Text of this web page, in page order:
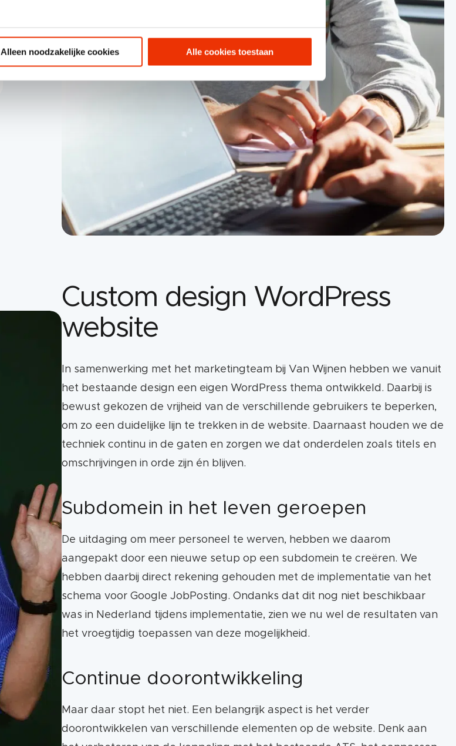
Alleen noodzakelijke cookies Alle cookies toestaan
Custom design WordPress
website
In samenwerking met het marketingteam bij Van Wijnen hebben we vanuit
het bestaande design een eigen WordPress thema ontwikkeld. Daarbij is
bewust gekozen de vrijheid van de verschillende gebruikers te beperken,
om zo een duidelijke lijn te trekken in de website. Daarnaast houden we de
techniek continu in de gaten en zorgen we dat onderdelen zoals titels en
omschrijvingen in orde zijn én blijven.
Subdomein in het leven geroepen
De uitdaging om meer personeel te werven, hebben we daarom
aangepakt door een nieuwe setup op een subdomein te creëren. We
hebben daarbij direct rekening gehouden met de implementatie van het
schema voor Google JobPosting. Ondanks dat dit nog niet beschikbaar
was in Nederland tijdens implementatie, zien we nu wel de resultaten van
het vroegtijdig toepassen van deze mogelijkheid.
Continue doorontwikkeling
Maar daar stopt het niet. Een belangrijk aspect is het verder
doorontwikkelen van verschillende elementen op de website. Denk aan